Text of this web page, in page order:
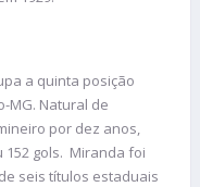
a quinta posição
MG. Natural de
por dez anos,
152 gols. Miranda foi
seis títulos estaduais